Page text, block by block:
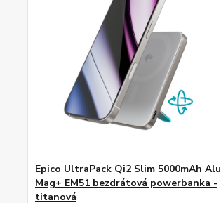
Epico UltraPack Qi2 Slim 5000mAh Alu
Mag+ EM51 bezdrátová powerbanka -
titanová